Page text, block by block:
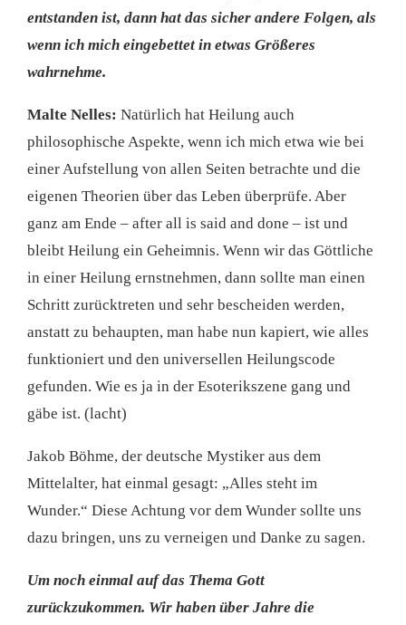
entstanden ist, dann hat das sicher andere Folgen, als
wenn ich mich eingebettet in etwas Größeres
wahrnehme.
Malte Nelles: Natürlich hat Heilung auch
philosophische Aspekte, wenn ich mich etwa wie bei
einer Aufstellung von allen Seiten betrachte und die
eigenen Theorien über das Leben überprüfe. Aber
ganz am Ende – after all is said and done – ist und
bleibt Heilung ein Geheimnis. Wenn wir das Göttliche
in einer Heilung ernstnehmen, dann sollte man einen
Schritt zurücktreten und sehr bescheiden werden,
anstatt zu behaupten, man habe nun kapiert, wie alles
funktioniert und den universellen Heilungscode
gefunden. Wie es ja in der Esoterikszene gang und
gäbe ist. (lacht)
Jakob Böhme, der deutsche Mystiker aus dem
Mittelalter, hat einmal gesagt: „Alles steht im
Wunder.“ Diese Achtung vor dem Wunder sollte uns
dazu bringen, uns zu verneigen und Danke zu sagen.
Um noch einmal auf das Thema Gott
zurückzukommen. Wir haben über Jahre die